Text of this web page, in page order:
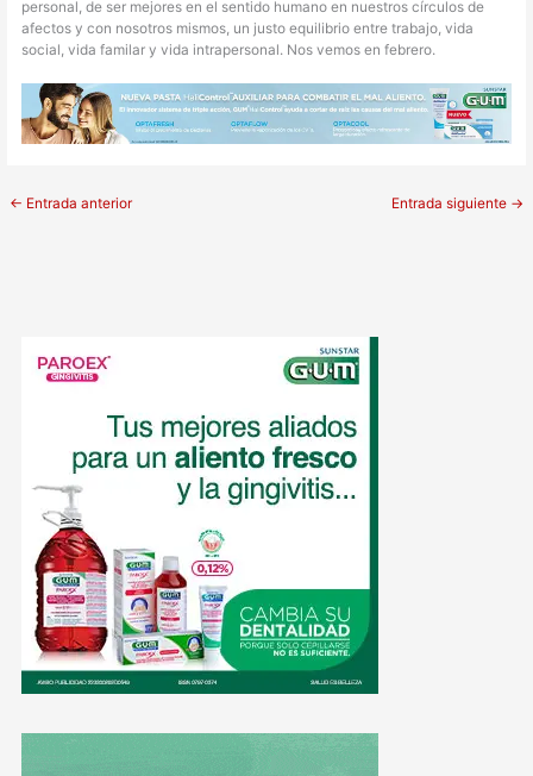
personal, de ser mejores en el sentido humano en nuestros círculos de
afectos y con nosotros mismos, un justo equilibrio entre trabajo, vida
social, vida familar y vida intrapersonal. Nos vemos en febrero.
← Entrada anterior Entrada siguiente →